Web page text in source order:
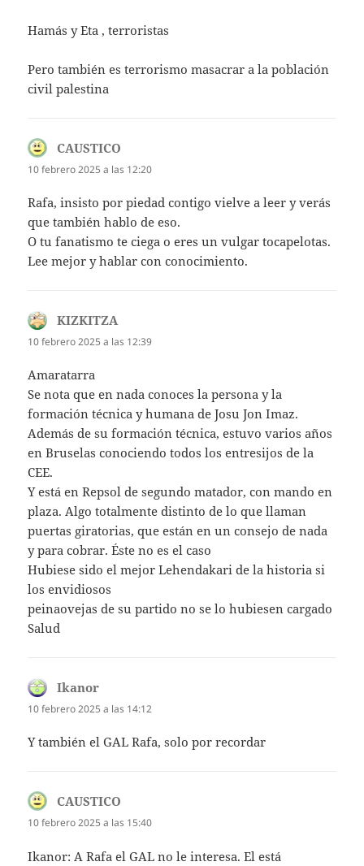
Hamás y Eta , terroristas
Pero también es terrorismo masacrar a la población
civil palestina
CAUSTICO
10 febrero 2025 a las 12:20
Rafa, insisto por piedad contigo vielve a leer y verás
que también hablo de eso.
O tu fanatismo te ciega o eres un vulgar tocapelotas.
Lee mejor y hablar con conocimiento.
KIZKITZA
10 febrero 2025 a las 12:39
Amaratarra
Se nota que en nada conoces la persona y la
formación técnica y humana de Josu Jon Imaz.
Además de su formación técnica, estuvo varios años
en Bruselas conociendo todos los entresijos de la
CEE.
Y está en Repsol de segundo matador, con mando en
plaza. Algo totalmente distinto de lo que llaman
puertas giratorias, que están en un consejo de nada
y para cobrar. Éste no es el caso
Hubiese sido el mejor Lehendakari de la historia si
los envidiosos
peinaovejas de su partido no se lo hubiesen cargado
Salud
Ikanor
10 febrero 2025 a las 14:12
Y también el GAL Rafa, solo por recordar
CAUSTICO
10 febrero 2025 a las 15:40
Ikanor: A Rafa el GAL no le interesa. El está